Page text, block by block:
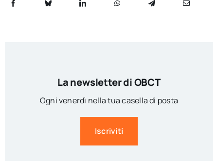
La newsletter di OBCT
Ogni venerdì nella tua casella di posta
Iscriviti